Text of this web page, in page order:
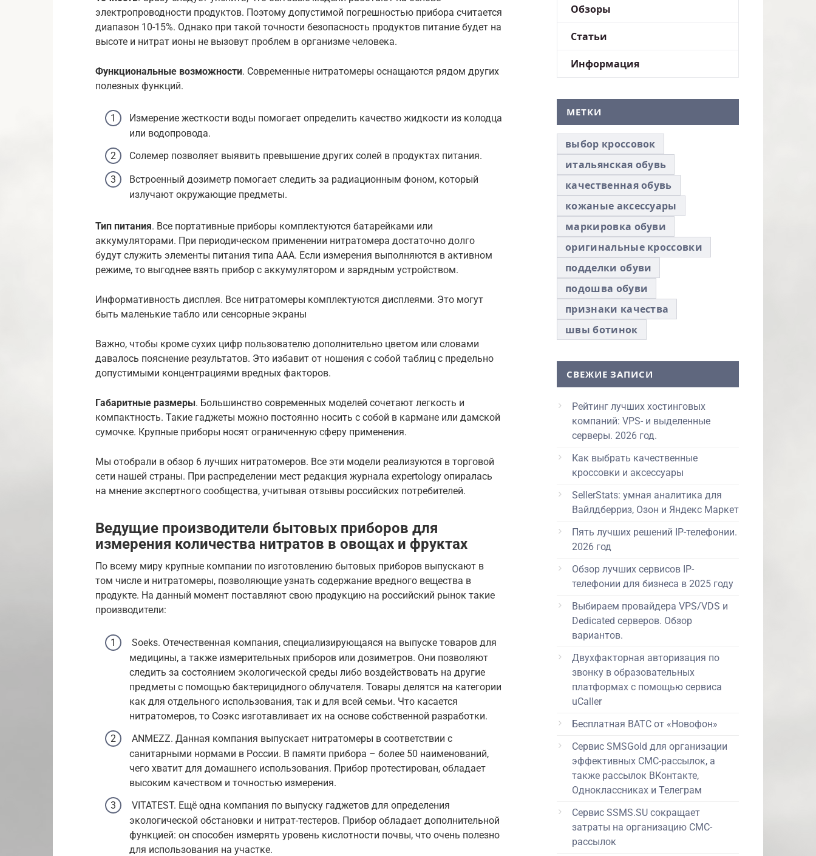
электропроводности продуктов. Поэтому допустимой погрешностью прибора считается
диапазон 10-15%. Однако при такой точности безопасность продуктов питание будет на
высоте и нитрат ионы не вызовут проблем в организме человека.
Функциональные возможности. Современные нитратомеры оснащаются рядом других
полезных функций.
Измерение жесткости воды помогает определить качество жидкости из колодца
или водопровода.
Солемер позволяет выявить превышение других солей в продуктах питания.
Встроенный дозиметр помогает следить за радиационным фоном, который
излучают окружающие предметы.
Тип питания. Все портативные приборы комплектуются батарейками или
аккумуляторами. При периодическом применении нитратомера достаточно долго
будут служить элементы питания типа ААА. Если измерения выполняются в активном
режиме, то выгоднее взять прибор с аккумулятором и зарядным устройством.
Информативность дисплея. Все нитратомеры комплектуются дисплеями. Это могут
быть маленькие табло или сенсорные экраны
Важно, чтобы кроме сухих цифр пользователю дополнительно цветом или словами
давалось пояснение результатов. Это избавит от ношения с собой таблиц с предельно
допустимыми концентрациями вредных факторов.
Габаритные размеры. Большинство современных моделей сочетают легкость и
компактность. Такие гаджеты можно постоянно носить с собой в кармане или дамской
сумочке. Крупные приборы носят ограниченную сферу применения.
Мы отобрали в обзор 6 лучших нитратомеров. Все эти модели реализуются в торговой
сети нашей страны. При распределении мест редакция журнала expertology опиралась
на мнение экспертного сообщества, учитывая отзывы российских потребителей.
Ведущие производители бытовых приборов для
измерения количества нитратов в овощах и фруктах
По всему миру крупные компании по изготовлению бытовых приборов выпускают в
том числе и нитратомеры, позволяющие узнать содержание вредного вещества в
продукте. На данный момент поставляют свою продукцию на российский рынок такие
производители:
Soeks. Отечественная компания, специализирующаяся на выпуске товаров для
медицины, а также измерительных приборов или дозиметров. Они позволяют
следить за состоянием экологической среды либо воздействовать на другие
предметы с помощью бактерицидного облучателя. Товары делятся на категории
как для отдельного использования, так и для всей семьи. Что касается
нитратомеров, то Соэкс изготавливает их на основе собственной разработки.
ANMEZZ. Данная компания выпускает нитратомеры в соответствии с
санитарными нормами в России. В памяти прибора – более 50 наименований,
чего хватит для домашнего использования. Прибор протестирован, обладает
высоким качеством и точностью измерения.
VITATEST. Ещё одна компания по выпуску гаджетов для определения
экологической обстановки и нитрат-тестеров. Прибор обладает дополнительной
функцией: он способен измерять уровень кислотности почвы, что очень полезно
для использования на участке.
Обзоры
Статьи
Информация
МЕТКИ
выбор кроссовок
итальянская обувь
качественная обувь
кожаные аксессуары
маркировка обуви
оригинальные кроссовки
подделки обуви
подошва обуви
признаки качества
швы ботинок
СВЕЖИЕ ЗАПИСИ
Рейтинг лучших хостинговых
компаний: VPS- и выделенные
серверы. 2026 год.
Как выбрать качественные
кроссовки и аксессуары
SellerStats: умная аналитика для
Вайлдберриз, Озон и Яндекс Маркет
Пять лучших решений IP-телефонии.
2026 год
Обзор лучших сервисов IP-
телефонии для бизнеса в 2025 году
Выбираем провайдера VPS/VDS и
Dedicated серверов. Обзор
вариантов.
Двухфакторная авторизация по
звонку в образовательных
платформах с помощью сервиса
uCaller
Бесплатная ВАТС от «Новофон»
Сервис SMSGold для организации
эффективных СМС-рассылок, а
также рассылок ВКонтакте,
Одноклассниках и Телеграм
Сервис SSMS.SU сокращает
затраты на организацию СМС-
рассылок